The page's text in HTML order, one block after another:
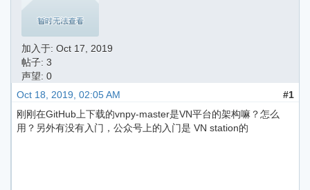
加入于: Oct 17, 2019
帖子: 3
声望: 0
Oct 18, 2019, 02:05 AM
#1
刚刚在GitHub上下载的vnpy-master是VN平台的架构嘛？怎么
用？另外有没有入门，公众号上的入门是 VN station的